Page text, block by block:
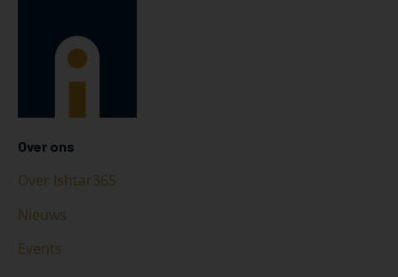
Over ons
Over Ishtar365
Nieuws
Events